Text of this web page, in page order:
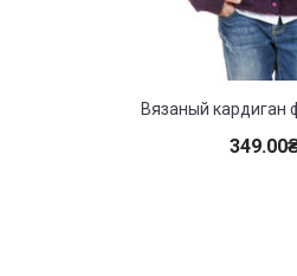
Вязаный кардиган
349.00